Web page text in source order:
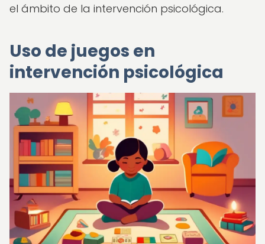
el ámbito de la intervención psicológica.
Uso de juegos en
intervención psicológica